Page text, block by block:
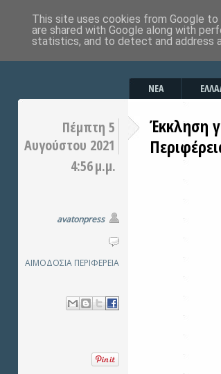
ΝΕΑ
Πέμπτη 5
Αυγούστου 2021
4:56 μ.μ.
avatonpress
ΑΙΜΟΔΟΣΙΑ ΠΕΡΙΦΕΡΕΙΑ
Έκκληση
This site uses cookies from Google
are shared with Google along with
statistics, and to detect and address